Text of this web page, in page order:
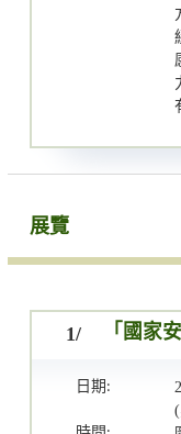
展覽
1/ 「國家
日期: